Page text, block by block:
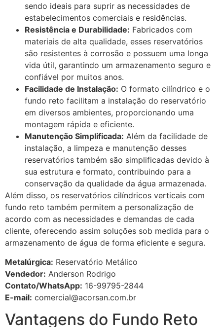
sendo ideais para suprir as necessidades de
estabelecimentos comerciais e residências.
Resistência e Durabilidade: Fabricados com
materiais de alta qualidade, esses reservatórios
são resistentes à corrosão e possuem uma longa
vida útil, garantindo um armazenamento seguro e
confiável por muitos anos.
Facilidade de Instalação: O formato cilíndrico e o
fundo reto facilitam a instalação do reservatório
em diversos ambientes, proporcionando uma
montagem rápida e eficiente.
Manutenção Simplificada: Além da facilidade de
instalação, a limpeza e manutenção desses
reservatórios também são simplificadas devido à
sua estrutura e formato, contribuindo para a
conservação da qualidade da água armazenada.
Além disso, os reservatórios cilíndricos verticais com
fundo reto também permitem a personalização de
acordo com as necessidades e demandas de cada
cliente, oferecendo assim soluções sob medida para o
armazenamento de água de forma eficiente e segura.
Metalúrgica: Reservatório Metálico
Vendedor: Anderson Rodrigo
Contato/WhatsApp: 16-99795-2844
E-mail: comercial@acorsan.com.br
Vantagens do Fundo Reto